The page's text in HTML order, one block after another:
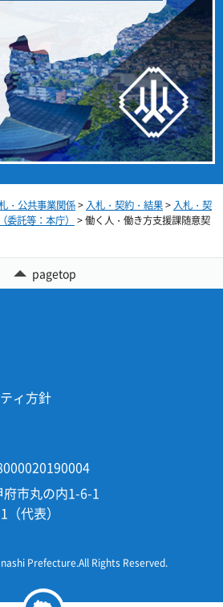
・公共事業関係> 入札・契約・結果> 入札・契
委託等：本庁）
> 働く人・働き方支援課随意契
pagetop
ィ方針
市丸の内1-6-1
代表）
Prefecture.All Rights Reserved.